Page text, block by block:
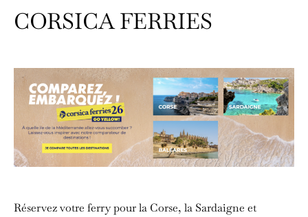
CORSICA FERRIES
Réservez votre ferry pour la Corse, la Sardaigne et